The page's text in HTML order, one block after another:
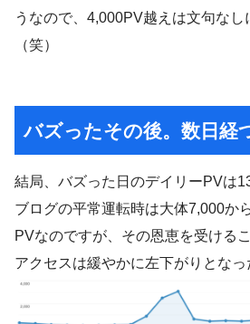
うなので、4,000PV越えは文句なし
（笑）
バズったその後。数日経
結局、バズった日のデイリーPVは
ブログの平常運転時は大体7,000か
PVなのですが、その恩恵を受ける
アクセスは緩やかに左下がりとなっ